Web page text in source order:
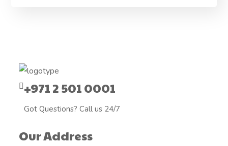
+971 2 501 0001
Got Questions? Call us 24/7
Our Address